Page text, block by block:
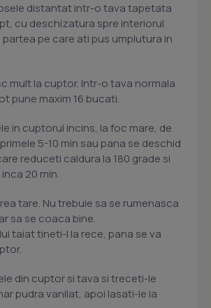
distantat intr-o tava tapetata
cu deschizatura spre interiorul
pe care ati pus umplutura in
mult la cuptor. Intr-o tava normala
pune maxim 16 bucati.
in cuptorul incins, la foc mare, de
5-10 min sau pana se deschid
reduceti caldura la 180 grade si
20 min.
tare. Nu trebuie sa se rumenasca
sa se coaca bine.
taiat tineti-l la rece, pana se va
din cuptor si tava si treceti-le
pudra vanilat, apoi lasati-le la